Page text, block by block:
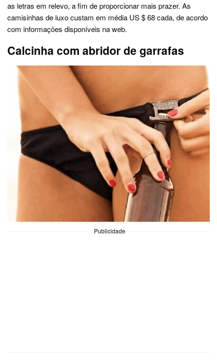
as letras em relevo, a fim de proporcionar mais prazer. As
camisinhas de luxo custam em média US $ 68 cada, de acordo
com informações disponíveis na web.
Calcinha com abridor de garrafas
Publicidade